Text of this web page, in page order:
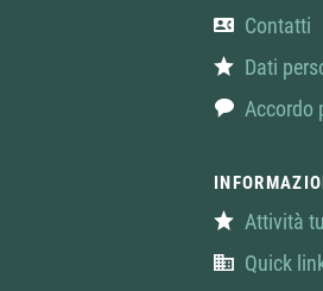
Contatti
Dati
Accordo
Attività
Quick